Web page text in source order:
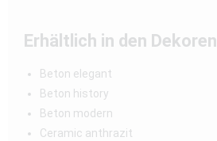
Erhältlich in den Dekoren
Beton elegant
Beton history
Beton modern
Ceramic anthrazit